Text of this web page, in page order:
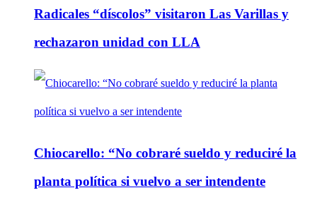
Radicales “díscolos” visitaron Las Varillas y
rechazaron unidad con LLA
Chiocarello: “No cobraré sueldo y reduciré la
planta política si vuelvo a ser intendente